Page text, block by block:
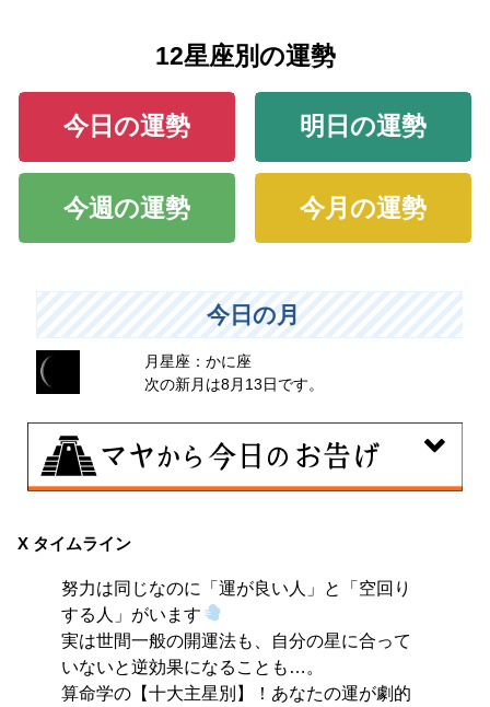
12星座別の運勢
今日の運勢 明日の運勢
今週の運勢 今月の運勢
今日の月
月星座：かに座
次の新月は8月13日です。
自分をいつもとは違う特定の環境に追い込むことで、普
する。
X タイムライン
努力は同じなのに「運が良い人」と「空回り
する人」がいます
実は世間一般の開運法も、自分の星に合って
いないと逆効果になることも…。
算命学の【十大主星別】！あなたの運が劇的